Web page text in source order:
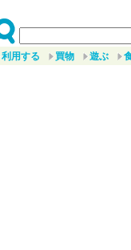
利用する 買物 遊ぶ